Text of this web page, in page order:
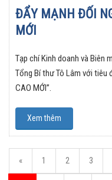
ĐẨY MẠNH ĐỐI
MỚI
Tạp chí Kinh doanh và Biên
Tổng Bí thư Tô Lâm với tiêu
CAO MỚI”.
Xem thêm
« 1 2 3